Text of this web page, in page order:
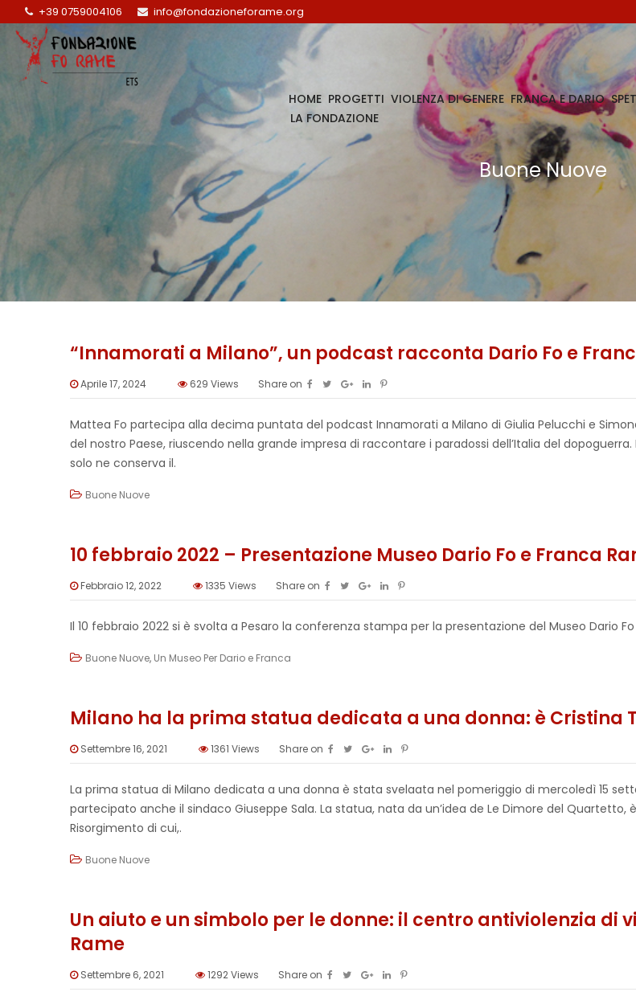
+39 0759004106 info@fondazioneforame.org
HOME PROGETTI VIOLENZA DI GENERE FRANCA E DARIO
LA FONDAZIONE
Buone Nuove
“Innamorati a Milano”, un podcast racconta Dario Fo e
Aprile 17, 2024 629 Views Share on
Mattea Fo partecipa alla decima puntata del podcast Innamorati a Milano di Giulia Pelucchi e
del nostro Paese, riuscendo nella grande impresa di raccontare i paradossi dell’Italia del
solo ne conserva il.
Buone Nuove
10 febbraio 2022 – Presentazione Museo Dario Fo e Franca
Febbraio 12, 2022 1335 Views Share on
Il 10 febbraio 2022 si è svolta a Pesaro la conferenza stampa per la presentazione del Museo Dario
Buone Nuove, Un Museo Per Dario e Franca
Milano ha la prima statua dedicata a una donna: è Cristina
Settembre 16, 2021 1361 Views Share on
La prima statua di Milano dedicata a una donna è stata svelaata nel pomeriggio di mercoledì 15
partecipato anche il sindaco Giuseppe Sala. La statua, nata da un’idea de Le Dimore del Quartetto,
Risorgimento di cui,.
Buone Nuove
Un aiuto e un simbolo per le donne: il centro antiviolenzia
Rame
Settembre 6, 2021 1292Views Share on